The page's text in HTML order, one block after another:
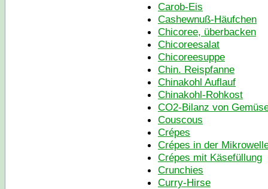
Carob-Eis
Cashewnuß-Häufchen
Chicoree, überbacken
Chicoreesalat
Chicoreesuppe
Chin. Reispfanne
Chinakohl Auflauf
Chinakohl-Rohkost
CO2-Bilanz von
Couscous
Crépes
Crépes in der
Crépes mit Käsefüllung
Crunchies
Curry-Hirse